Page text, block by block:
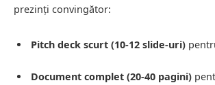
prezinți convingător:
Pitch deck scurt (10-12 slide-uri)
Document complet (20-40 pagini)